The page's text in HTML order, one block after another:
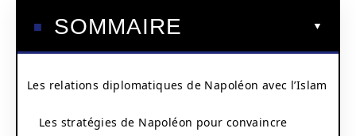
SOMMAIRE
Les relations diplomatiques de Napoléon avec l’Islam
Les stratégies de Napoléon pour convaincre